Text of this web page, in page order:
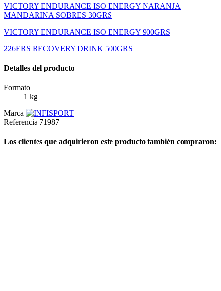
VICTORY ENDURANCE ISO ENERGY NARANJA
MANDARINA SOBRES 30GRS
VICTORY ENDURANCE ISO ENERGY 900GRS
226ERS RECOVERY DRINK 500GRS
Detalles del producto
Formato
1 kg
Marca
Referencia 71987
Los clientes que adquirieron este producto también compraron: